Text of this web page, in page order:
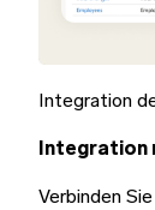
Integration
Integration
Verbinden